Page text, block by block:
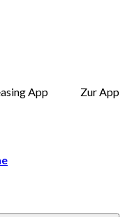
App Zur App